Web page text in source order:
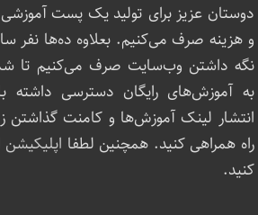
دوستان عزیز برای تولید یک پست
و هزینه صرف می‌کنیم. بعلاوه ده‌ها نفر
نگه داشتن وب‌سایت صرف ‌می‌کنیم تا
به آموزش‌های رایگان دسترسی داشته
انتشار لینک‌ آموزش‌ها و کامنت گذاشتن
راه همراهی کنید. همچنین لطفا اپلیکیشن
کنید.